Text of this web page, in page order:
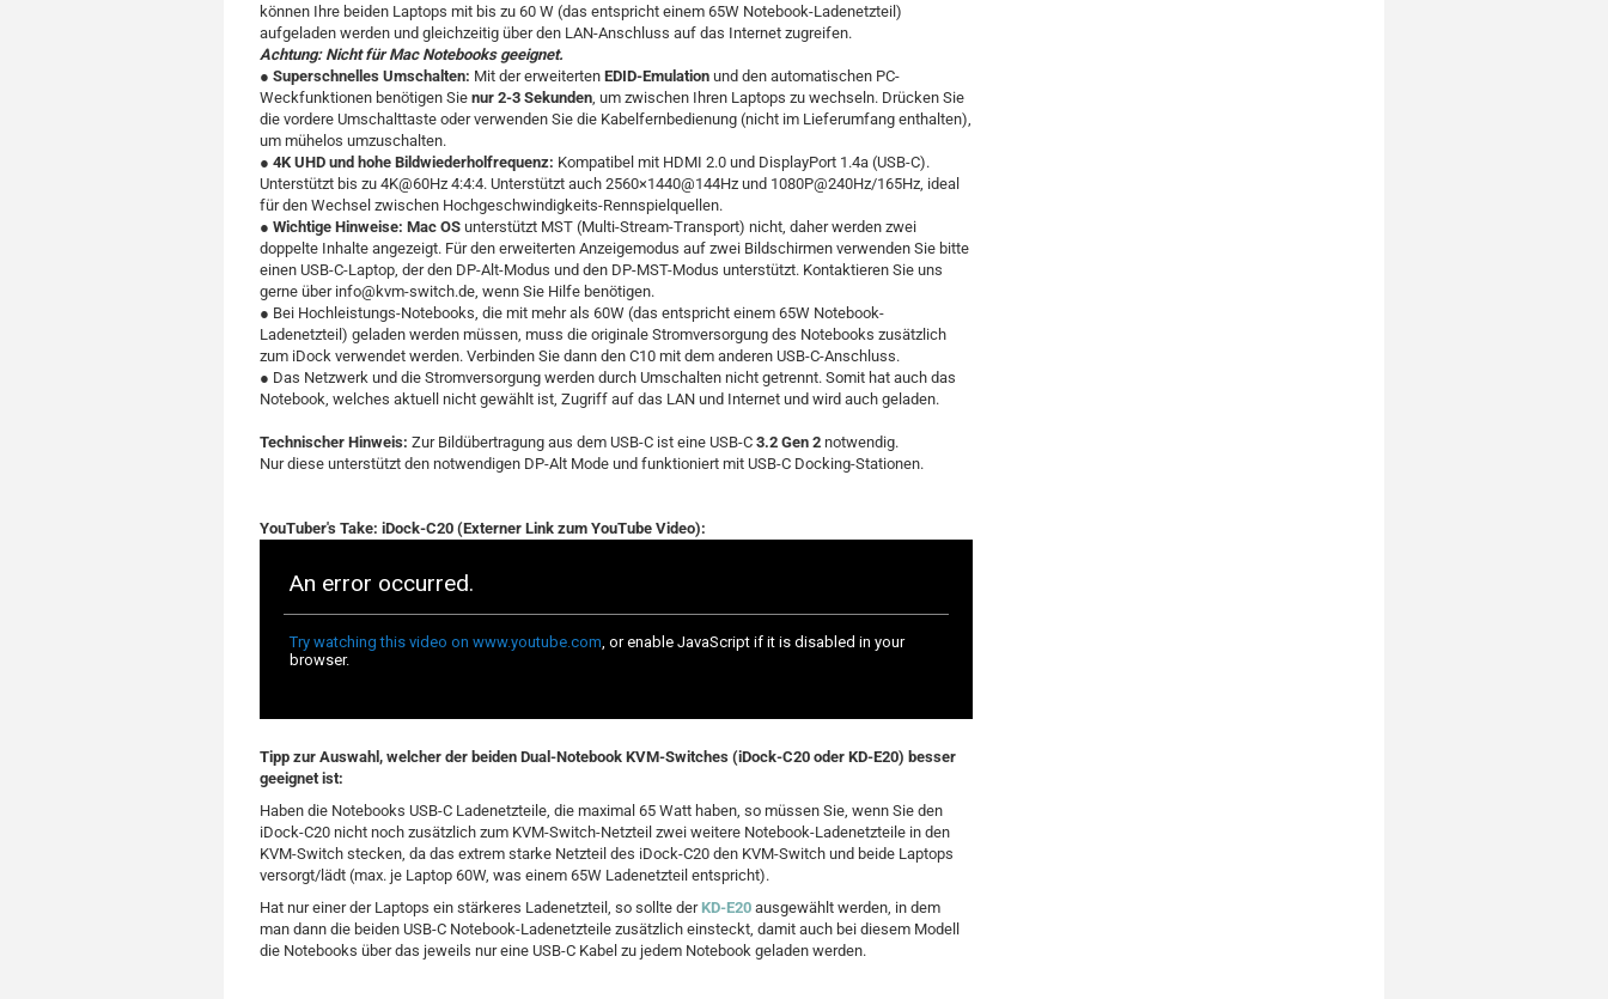
können Ihre beiden Laptops mit bis zu 60 W (das entspricht einem 65W Notebook-Ladenetzteil)
aufgeladen werden und gleichzeitig über den LAN-Anschluss auf das Internet zugreifen.
Achtung: Nicht für Mac Notebooks geeignet.
● Superschnelles Umschalten: Mit der erweiterten EDID-Emulation und den automatischen PC-
Weckfunktionen benötigen Sie nur 2-3 Sekunden, um zwischen Ihren Laptops zu wechseln. Drücken Sie
die vordere Umschalttaste oder verwenden Sie die Kabelfernbedienung (nicht im Lieferumfang enthalten),
um mühelos umzuschalten.
● 4K UHD und hohe Bildwiederholfrequenz: Kompatibel mit HDMI 2.0 und DisplayPort 1.4a (USB-C).
Unterstützt bis zu 4K@60Hz 4:4:4. Unterstützt auch 2560×1440@144Hz und 1080P@240Hz/165Hz, ideal
für den Wechsel zwischen Hochgeschwindigkeits-Rennspielquellen.
● Wichtige Hinweise: Mac OS unterstützt MST (Multi-Stream-Transport) nicht, daher werden zwei
doppelte Inhalte angezeigt. Für den erweiterten Anzeigemodus auf zwei Bildschirmen verwenden Sie bitte
einen USB-C-Laptop, der den DP-Alt-Modus und den DP-MST-Modus unterstützt. Kontaktieren Sie uns
gerne über info@kvm-switch.de, wenn Sie Hilfe benötigen.
● Bei Hochleistungs-Notebooks, die mit mehr als 60W (das entspricht einem 65W Notebook-
Ladenetzteil) geladen werden müssen, muss die originale Stromversorgung des Notebooks zusätzlich
zum iDock verwendet werden. Verbinden Sie dann den C10 mit dem anderen USB-C-Anschluss.
● Das Netzwerk und die Stromversorgung werden durch Umschalten nicht getrennt. Somit hat auch das
Notebook, welches aktuell nicht gewählt ist, Zugriff auf das LAN und Internet und wird auch geladen.
Technischer Hinweis: Zur Bildübertragung aus dem USB-C ist eine USB-C 3.2 Gen 2 notwendig.
Nur diese unterstützt den notwendigen DP-Alt Mode und funktioniert mit USB-C Docking-Stationen.
YouTuber's Take: iDock-C20 (Externer Link zum YouTube Video):
Tipp zur Auswahl, welcher der beiden Dual-Notebook KVM-Switches (iDock-C20 oder KD-E20) besser
geeignet ist:
Haben die Notebooks USB-C Ladenetzteile, die maximal 65 Watt haben, so müssen Sie, wenn Sie den
iDock-C20 nicht noch zusätzlich zum KVM-Switch-Netzteil zwei weitere Notebook-Ladenetzteile in den
KVM-Switch stecken, da das extrem starke Netzteil des iDock-C20 den KVM-Switch und beide Laptops
versorgt/lädt (max. je Laptop 60W, was einem 65W Ladenetzteil entspricht).
Hat nur einer der Laptops ein stärkeres Ladenetzteil, so sollte der KD-E20 ausgewählt werden, in dem
man dann die beiden USB-C Notebook-Ladenetzteile zusätzlich einsteckt, damit auch bei diesem Modell
die Notebooks über das jeweils nur eine USB-C Kabel zu jedem Notebook geladen werden.